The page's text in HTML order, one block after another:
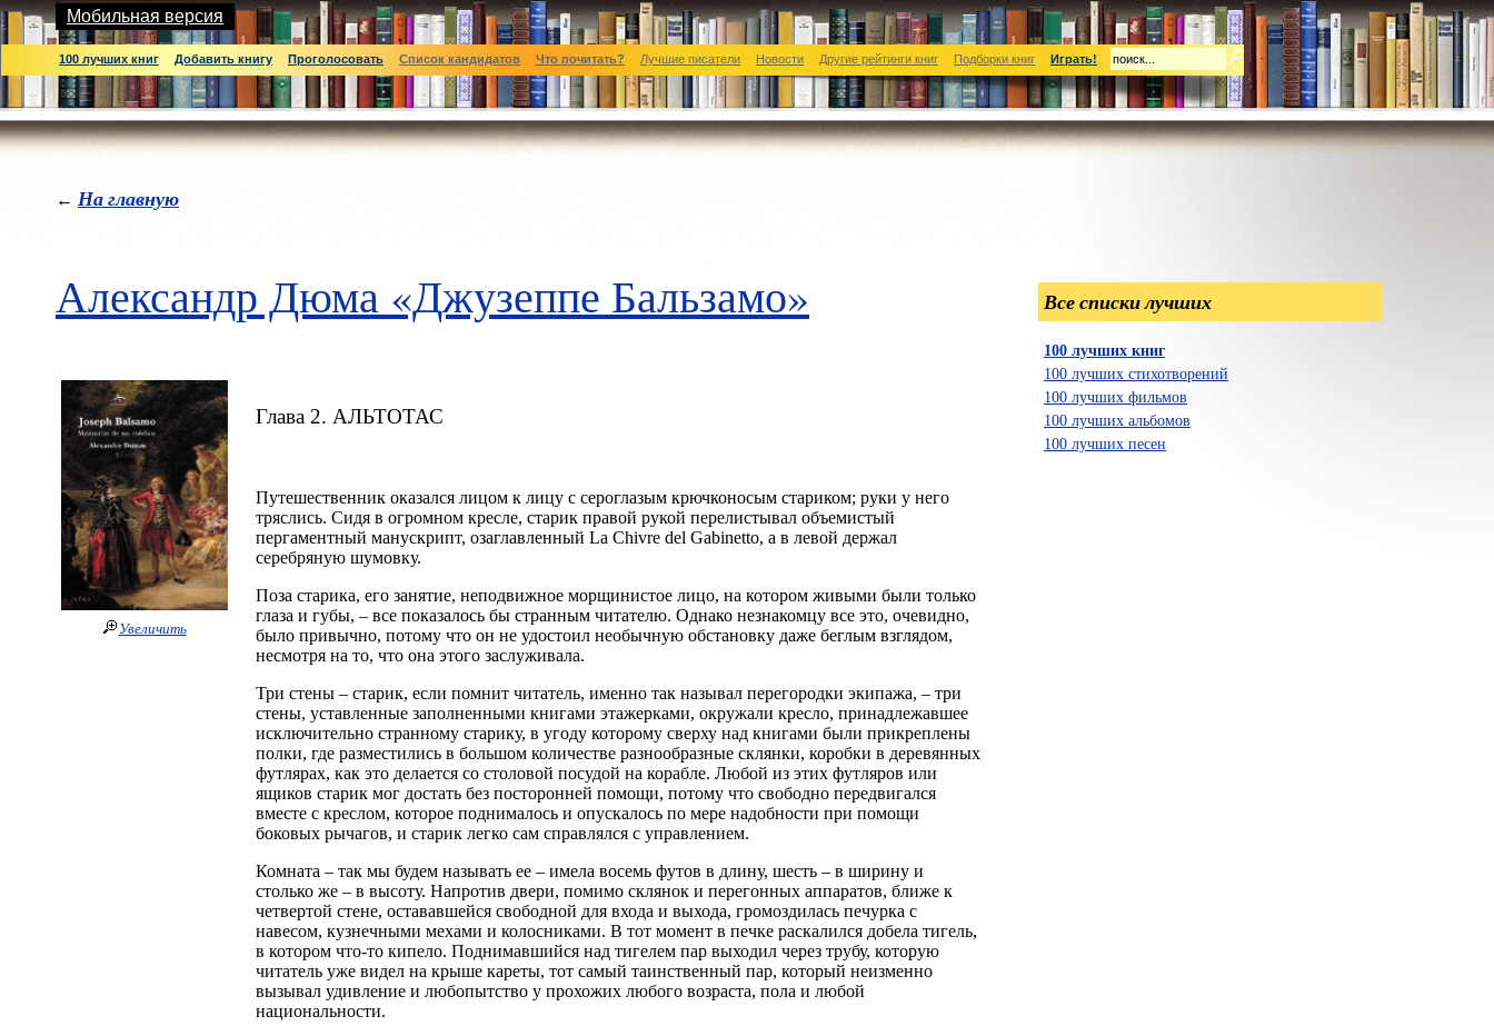
Мобильная версия
100 лучших книг Добавить книгу Проголосовать Список кандидатов Что почитать? Лучшие писатели Новости Другие рейтинги книг Подборки книг Играть!
← На главную
Александр Дюма «Джузеппе Бальзамо»
Увеличить
Глава 2. АЛЬТОТАС
Путешественник оказался лицом к лицу с сероглазым крючконосым стариком; руки у него
тряслись. Сидя в огромном кресле, старик правой рукой перелистывал объемистый
пергаментный манускрипт, озаглавленный La Chivre del Gabinetto, а в левой держал
серебряную шумовку.
Поза старика, его занятие, неподвижное морщинистое лицо, на котором живыми были только
глаза и губы, – все показалось бы странным читателю. Однако незнакомцу все это, очевидно,
было привычно, потому что он не удостоил необычную обстановку даже беглым взглядом,
несмотря на то, что она этого заслуживала.
Три стены – старик, если помнит читатель, именно так называл перегородки экипажа, – три
стены, уставленные заполненными книгами этажерками, окружали кресло, принадлежавшее
исключительно странному старику, в угоду которому сверху над книгами были прикреплены
полки, где разместились в большом количестве разнообразные склянки, коробки в деревянных
футлярах, как это делается со столовой посудой на корабле. Любой из этих футляров или
ящиков старик мог достать без посторонней помощи, потому что свободно передвигался
вместе с креслом, которое поднималось и опускалось по мере надобности при помощи
боковых рычагов, и старик легко сам справлялся с управлением.
Комната – так мы будем называть ее – имела восемь футов в длину, шесть – в ширину и
столько же – в высоту. Напротив двери, помимо склянок и перегонных аппаратов, ближе к
четвертой стене, остававшейся свободной для входа и выхода, громоздилась печурка с
навесом, кузнечными мехами и колосниками. В тот момент в печке раскалился добела тигель,
в котором что-то кипело. Поднимавшийся над тигелем пар выходил через трубу, которую
читатель уже видел на крыше кареты, тот самый таинственный пар, который неизменно
вызывал удивление и любопытство у прохожих любого возраста, пола и любой
национальности.
Все списки лучших
100 лучших книг
100 лучших стихотворений
100 лучших фильмов
100 лучших альбомов
100 лучших песен